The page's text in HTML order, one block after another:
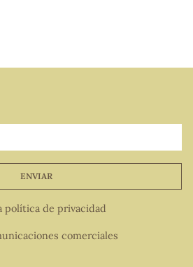
ENVIAR
política de privacidad
comerciales